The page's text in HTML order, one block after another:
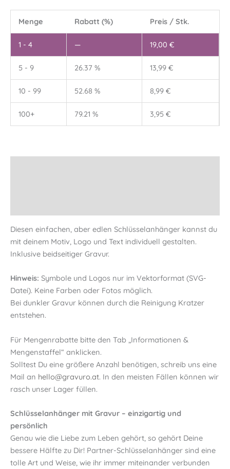
Wunschgravur
Menge
Menge Rabatt (%) Preis / Stk.
1 - 4 — 19,00 €
5 - 9 26.37 % 13,99 €
10 - 99 52.68 % 8,99 €
100+ 79.21 % 3,95 €
Diesen einfachen, aber edlen Schlüsselanhänger kannst du
mit deinem Motiv, Logo und Text individuell gestalten.
Inklusive beidseitiger Gravur.
Hinweis: Symbole und Logos nur im Vektorformat (SVG-
Datei). Keine Farben oder Fotos möglich.
Bei dunkler Gravur können durch die Reinigung Kratzer
entstehen.
Für Mengenrabatte bitte den Tab „Informationen &
Mengenstaffel“ anklicken.
Solltest Du eine größere Anzahl benötigen, schreib uns eine
Mail an hello@gravuro.at. In den meisten Fällen können wir
rasch unser Lager füllen.
Schlüsselanhänger mit Gravur – einzigartig und
persönlich
Genau wie die Liebe zum Leben gehört, so gehört Deine
bessere Hälfte zu Dir! Partner-Schlüsselanhänger sind eine
tolle Art und Weise, wie ihr immer miteinander verbunden